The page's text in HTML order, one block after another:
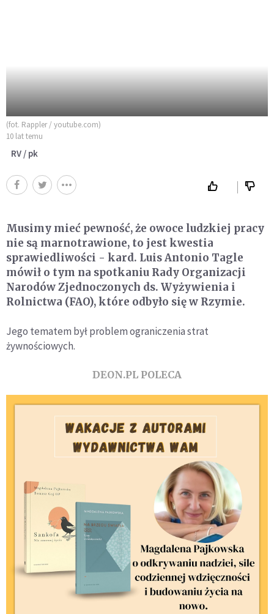
(fot. Rappler / youtube.com)
10 lat temu
RV / pk
Musimy mieć pewność, że owoce ludzkiej pracy
nie są marnotrawione, to jest kwestia
sprawiedliwości - kard. Luis Antonio Tagle
mówił o tym na spotkaniu Rady Organizacji
Narodów Zjednoczonych ds. Wyżywienia i
Rolnictwa (FAO), które odbyło się w Rzymie.
Jego tematem był problem ograniczenia strat
żywnościowych.
DEON.PL POLECA